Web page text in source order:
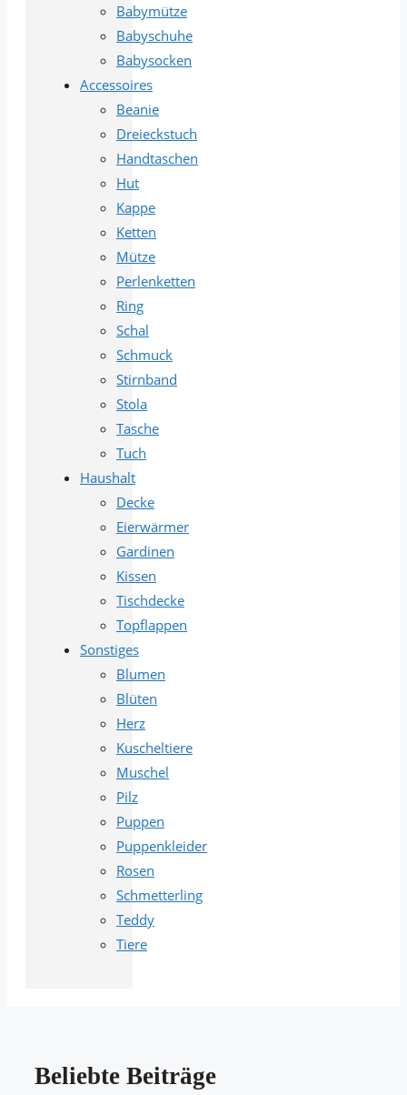
Babymütze
Babyschuhe
Babysocken
Accessoires
Beanie
Dreieckstuch
Handtaschen
Hut
Kappe
Ketten
Mütze
Perlenketten
Ring
Schal
Schmuck
Stirnband
Stola
Tasche
Tuch
Haushalt
Decke
Eierwärmer
Gardinen
Kissen
Tischdecke
Topflappen
Sonstiges
Blumen
Blüten
Herz
Kuscheltiere
Muschel
Pilz
Puppen
Puppenkleider
Rosen
Schmetterling
Teddy
Tiere
Beliebte Beiträge